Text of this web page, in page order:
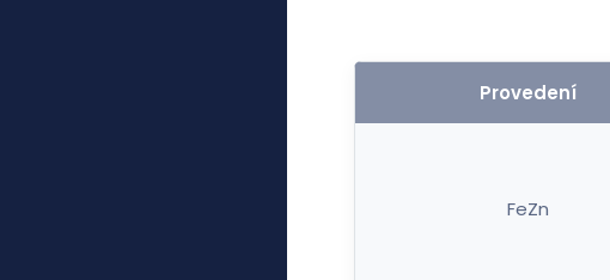
Provedení
FeZn